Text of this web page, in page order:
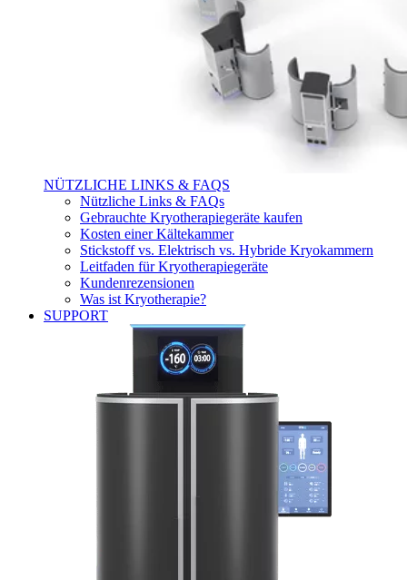
NÜTZLICHE LINKS & FAQS
Nützliche Links & FAQs
Gebrauchte Kryotherapiegeräte kaufen
Kosten einer Kältekammer
Stickstoff vs. Elektrisch vs. Hybride Kryokammern
Leitfaden für Kryotherapiegeräte
Kundenrezensionen
Was ist Kryotherapie?
SUPPORT